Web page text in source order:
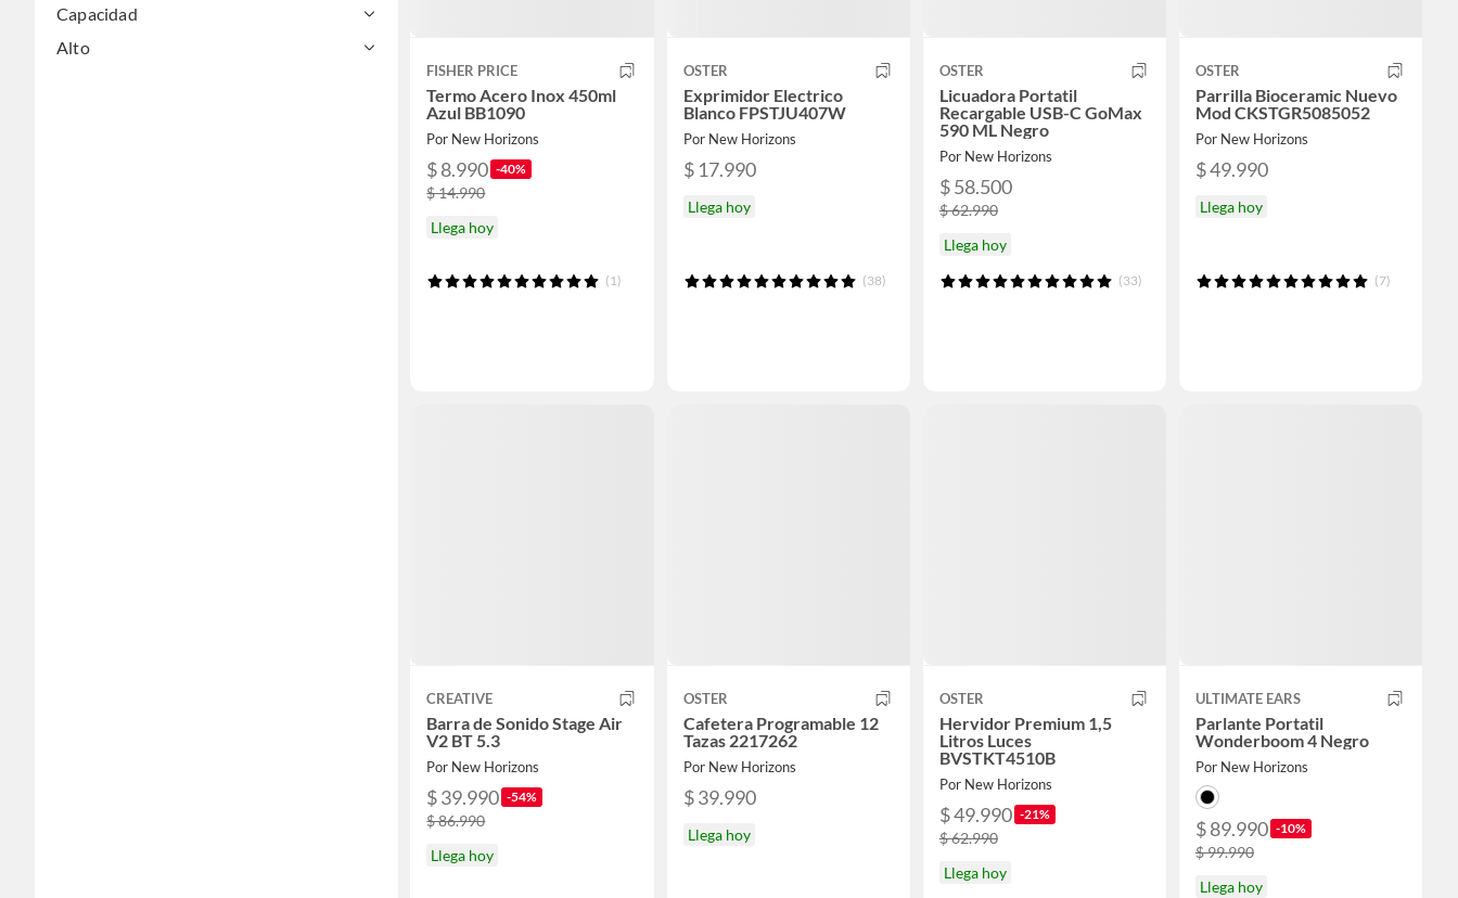
Capacidad
Alto
FISHER PRICE
Termo Acero Inox 450ml
Azul BB1090
Por New Horizons
$ 8.990 -40%
$ 14.990
Llega hoy
(1)
OSTER
Exprimidor Electrico
Blanco FPSTJU407W
Por New Horizons
$ 17.990
Llega hoy
(38)
OSTER
Licuadora Portatil
Recargable USB-C GoMax
590 ML Negro
Por New Horizons
$ 58.500
$ 62.990
Llega hoy
(33)
OSTER
Parrilla Bioceramic Nuevo
Mod CKSTGR5085052
Por New Horizons
$ 49.990
Llega hoy
(7)
CREATIVE
Barra de Sonido Stage Air
V2 BT 5.3
Por New Horizons
$ 39.990 -54%
$ 86.990
Llega hoy
OSTER
Cafetera Programable 12
Tazas 2217262
Por New Horizons
$ 39.990
Llega hoy
OSTER
Hervidor Premium 1,5
Litros Luces
BVSTKT4510B
Por New Horizons
$ 49.990 -21%
$ 62.990
Llega hoy
ULTIMATE EARS
Parlante Portatil
Wonderboom 4 Negro
Por New Horizons
$ 89.990 -10%
$ 99.990
Llega hoy